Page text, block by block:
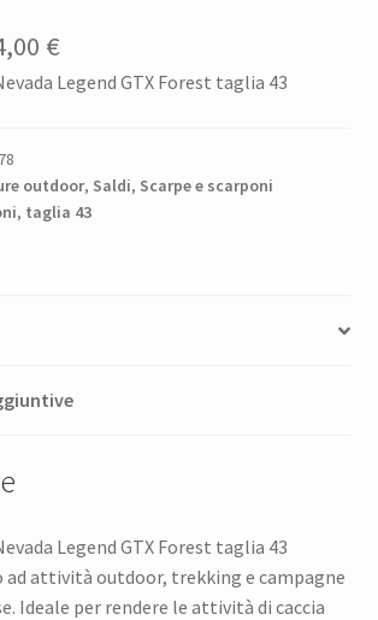
€.
€Il
prezzo
è:
284,00 €.
Legend GTX Forest taglia 43
outdoor, Saldi, Scarpe e scarponi
, taglia 43
Legend GTX Forest taglia 43
ad attività outdoor, trekking e campagne
Ideale per rendere le attività di caccia